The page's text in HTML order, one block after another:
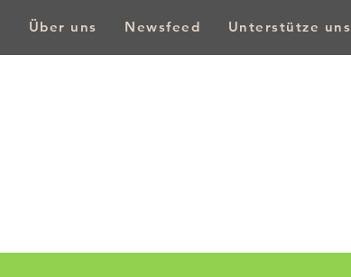
Über uns Newsfeed Unterstütze uns